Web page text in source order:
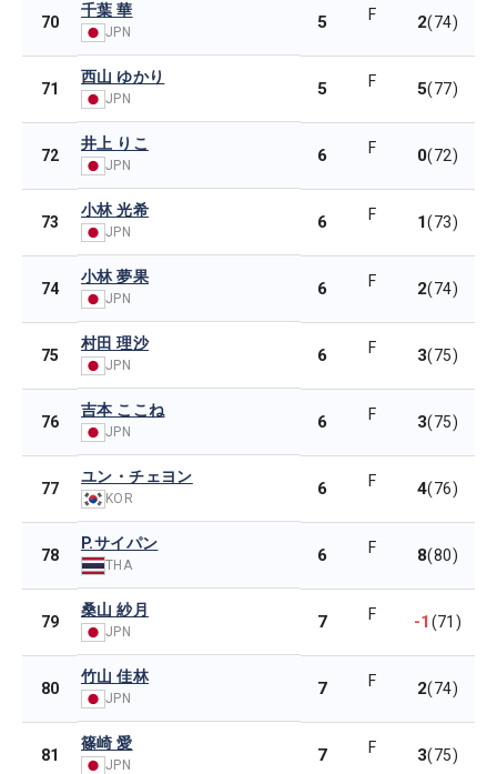
70
千葉 華
JPN 5 F 2(74)
71
西山 ゆかり
JPN 5 F 5(77)
72
井上 りこ
JPN 6 F 0(72)
73
小林 光希
JPN 6 F 1(73)
74
小林 夢果
JPN 6 F 2(74)
75
村田 理沙
JPN 6 F 3(75)
76
吉本 ここね
JPN 6 F 3(75)
77
ユン・チェヨン
KOR 6 F 4(76)
78
P.サイパン
THA 6 F 8(80)
79
桑山 紗月
JPN 7 F -1(71)
80
竹山 佳林
JPN 7 F 2(74)
81
篠崎 愛
JPN 7 F 3(75)